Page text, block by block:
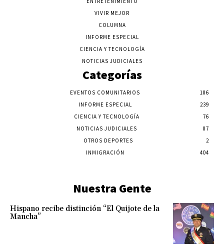
VIVIR MEJOR
COLUMNA
INFORME ESPECIAL
CIENCIA Y TECNOLOGÍA
NOTICIAS JUDICIALES
Categorías
EVENTOS COMUNITARIOS
186
INFORME ESPECIAL
239
CIENCIA Y TECNOLOGÍA
76
NOTICIAS JUDICIALES
87
OTROS DEPORTES
2
INMIGRACIÓN
404
Nuestra Gente
Hispano recibe distinción “El Quijote de la
Mancha”